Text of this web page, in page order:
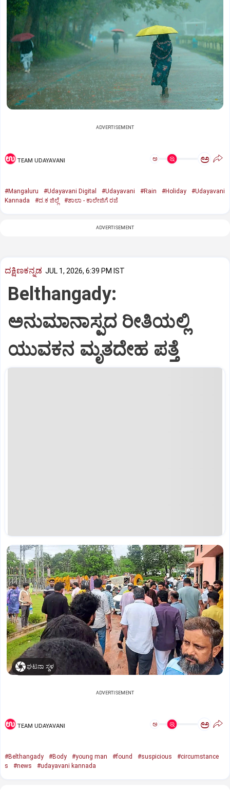
ADVERTISEMENT
TEAM UDAYAVANI ಅ ಅ
#Mangaluru #Udayavani Digital #Udayavani #Rain #Holiday
#Udayavani
Kannada
#ದ.ಕ ಜಿಲ್ಲೆ #ಶಾಲಾ - ಕಾಲೇಜಿಗೆ ರಜೆ
ADVERTISEMENT
ದಕ್ಷಿಣಕನ್ನಡ JUL 1, 2026, 6:39 PM IST
Belthangady:
ಅನುಮಾನಾಸ್ಪದ ರೀತಿಯಲ್ಲಿ
ಯುವಕನ ಮೃತದೇಹ ಪತ್ತೆ
ಘಟನಾ ಸ್ಥಳ
ADVERTISEMENT
TEAM UDAYAVANI ಅ ಅ
#Belthangady #Body #young man #found #suspicious
#circumstance
s
#news #udayavani kannada